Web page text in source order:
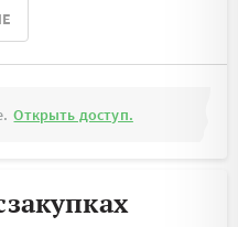
Открыть доступ.